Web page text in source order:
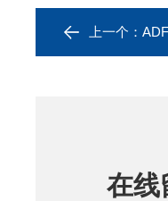
上一个：
在线